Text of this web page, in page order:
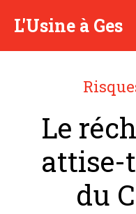
L'Usine à Ges
Le
attise-
du